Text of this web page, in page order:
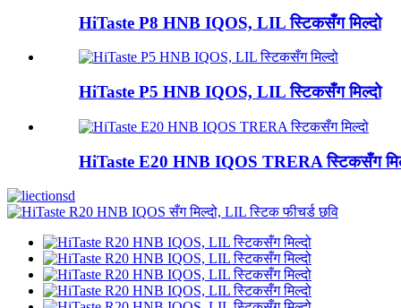
HiTaste P8 HNB IQOS, LIL स्टिकसँग मिल्दो
HiTaste P5 HNB IQOS, LIL स्टिकसँग मिल्दो
HiTaste E20 HNB IQOS TRERA स्टिकसँग